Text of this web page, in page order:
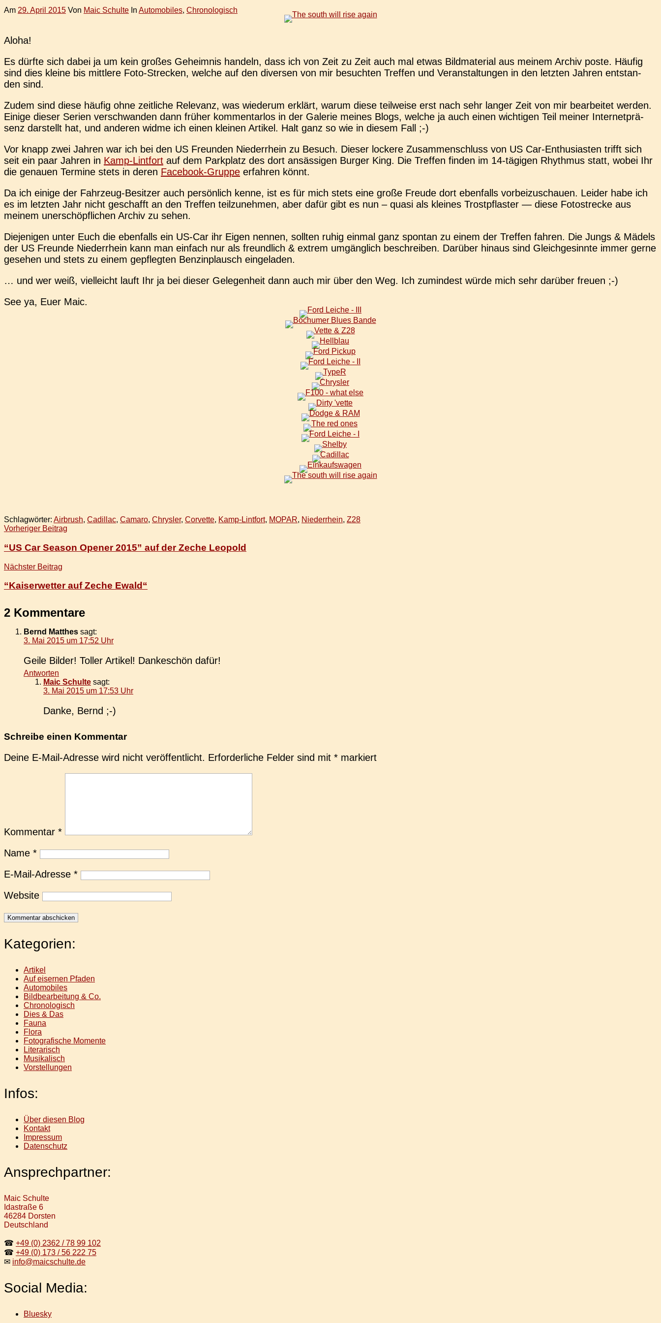
Am 29. April 2015 Von Maic Schulte In Automobiles, Chronologisch
Aloha!
Es dürfte sich dabei ja um kein großes Geheim­nis han­deln, dass ich von Zeit zu Zeit auch mal etwas Bild­ma­te­ri­al aus meinem Archiv poste. Häufig
sind dies kleine bis mitt­le­re Foto-Stre­cken, welche auf den diver­sen von mir besuch­ten Tref­fen und Ver­an­stal­tun­gen in den letz­ten Jahren ent­stan­
den sind.
Zudem sind diese häufig ohne zeit­li­che Rele­vanz, was wie­der­um erklärt, warum diese teil­wei­se erst nach sehr langer Zeit von mir bear­bei­tet werden.
Einige dieser Serien ver­schwan­den dann früher kom­men­tar­los in der Gale­rie meines Blogs, welche ja auch einen wich­ti­gen Teil meiner Inter­net­prä­
senz dar­stellt hat, und ande­ren widme ich einen klei­nen Arti­kel. Halt ganz so wie in diesem Fall ;-)
Vor knapp zwei Jahren war ich bei den US Freun­den Nie­der­rhein zu Besuch. Dieser locke­re Zusam­men­schluss von US Car-Enthu­si­as­ten trifft sich
seit ein paar Jahren in Kamp-Lint­fort auf dem Park­platz des dort ansäs­si­gen Burger King. Die Tref­fen finden im 14-tägi­gen Rhyth­mus statt, wobei Ihr
die genau­en Ter­mi­ne stets in deren Face­book-Gruppe erfah­ren könnt.
Da ich einige der Fahr­zeug-Besit­zer auch per­sön­lich kenne, ist es für mich stets eine große Freude dort eben­falls vor­bei­zu­schau­en. Leider habe ich
es im letz­ten Jahr nicht geschafft an den Tref­fen teil­zu­neh­men, aber dafür gibt es nun – quasi als klei­nes Trost­pflas­ter — diese Foto­stre­cke aus
meinem uner­schöpf­li­chen Archiv zu sehen.
Die­je­ni­gen unter Euch die eben­falls ein US-Car ihr Eigen nennen, soll­ten ruhig einmal ganz spon­tan zu einem der Tref­fen fahren. Die Jungs & Mädels
der US Freun­de Nie­der­rhein kann man ein­fach nur als freund­lich & extrem umgäng­lich beschrei­ben. Dar­über hinaus sind Gleich­ge­sinn­te immer gerne
gese­hen und stets zu einem gepfleg­ten Ben­zin­plausch eingeladen.
… und wer weiß, viel­leicht lauft Ihr ja bei dieser Gele­gen­heit dann auch mir über den Weg. Ich zumin­dest würde mich sehr dar­über freuen ;-)
See ya, Euer Maic.
Schlagwörter: Airbrush, Cadillac, Camaro, Chrysler, Corvette, Kamp-Lintfort, MOPAR, Niederrhein, Z28
Beitragsnavigation
Vorheriger Beitrag
“US Car Season Opener 2015” auf der Zeche Leopold
Nächster Beitrag
“Kaiserwetter auf Zeche Ewald“
2 Kommentare
Bernd Matthes sagt:
3. Mai 2015 um 17:52 Uhr
Geile Bilder! Toller Arti­kel! Dan­ke­schön dafür!
Antworten
Maic Schulte sagt:
3. Mai 2015 um 17:53 Uhr
Danke, Bernd ;-)
Schreibe einen Kommentar
Deine E-Mail-Adresse wird nicht veröffentlicht. Erforderliche Felder sind mit * markiert
Kommentar *
Name *
E-Mail-Adresse *
Website
Kategorien:
Artikel
Auf eisernen Pfaden
Automobiles
Bildbearbeitung & Co.
Chronologisch
Dies & Das
Fauna
Flora
Fotografische Momente
Literarisch
Musikalisch
Vorstellungen
Infos:
Über diesen Blog
Kontakt
Impressum
Datenschutz
Ansprechpartner:
Maic Schulte
Idastraße 6
46284 Dorsten
Deutschland
☎ +49 (0) 2362 / 78 99 102
☎ +49 (0) 173 / 56 222 75
✉ info@maicschulte.de
Social Media:
Bluesky